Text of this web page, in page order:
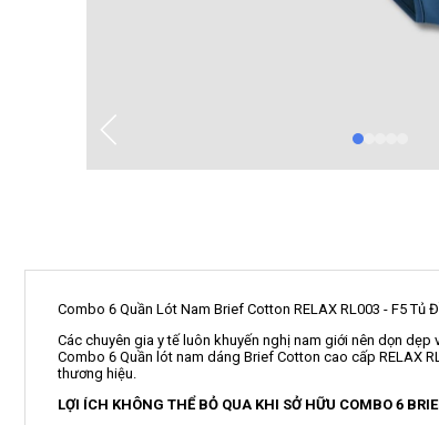
Combo 6 Quần Lót Nam Brief Cotton RELAX RL003 - F5 Tủ
Các chuyên gia y tế luôn khuyến nghị nam giới nên dọn
Combo 6 Quần lót nam dáng Brief Cotton cao cấp RELAX
thương hiệu.
LỢI ÍCH KHÔNG THỂ BỎ QUA KHI SỞ HỮU COMBO 6